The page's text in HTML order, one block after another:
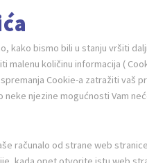
posjetitelja naše
privatnosti i javite nam ako
koji su dostupni
koji su povezani s
i komentare.
smještena u računalu
oglasa i
kako bismo bili u stanju vršiti
malenu količinu informacija (
Cookie-a zatražiti
njezine mogućnosti Vam
računalo od strane web